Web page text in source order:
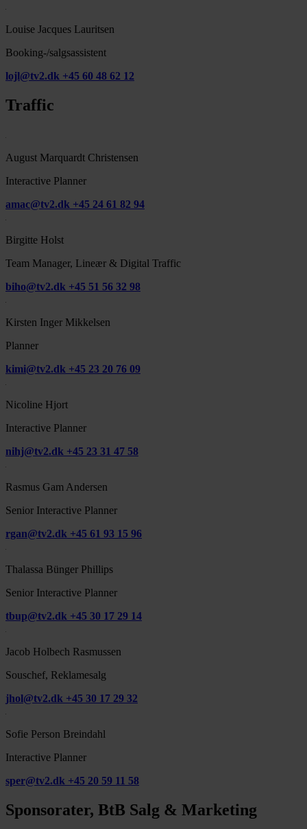
Louise Jacques Lauritsen
Booking-/salgsassistent
lojl@tv2.dk +45 60 48 62 12
Traffic
August Marquardt Christensen
Interactive Planner
amac@tv2.dk +45 24 61 82 94
Birgitte Holst
Team Manager, Lineær & Digital Traffic
biho@tv2.dk +45 51 56 32 98
Kirsten Inger Mikkelsen
Planner
kimi@tv2.dk +45 23 20 76 09
Nicoline Hjort
Interactive Planner
nihj@tv2.dk +45 23 31 47 58
Rasmus Gam Andersen
Senior Interactive Planner
rgan@tv2.dk +45 61 93 15 96
Thalassa Bünger Phillips
Senior Interactive Planner
tbup@tv2.dk +45 30 17 29 14
Jacob Holbech Rasmussen
Souschef, Reklamesalg
jhol@tv2.dk +45 30 17 29 32
Sofie Person Breindahl
Interactive Planner
sper@tv2.dk +45 20 59 11 58
Sponsorater, BtB Salg & Marketing